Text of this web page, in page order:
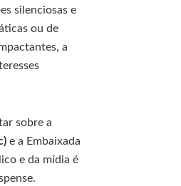
silenciosas e
ou de
a
sobre a
e a Embaixada
e da mídia é